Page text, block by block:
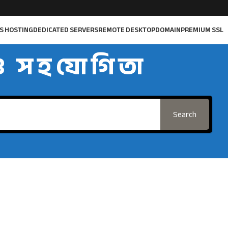
HOSTINGDEDICATED SERVERSREMOTE DESKTOPDOMAINPREMIUM SSL
হ যো গি তা
Search